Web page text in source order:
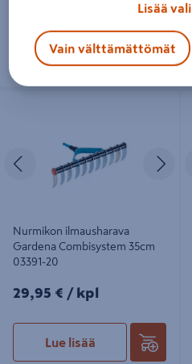
Heti 25 myymälästä
Edellinen
Nurmikon ilmausharava
Gardena Combisystem 35cm
03391-20
29,95€/kpl
29,95 € / kpl
Lue lisää
Lisää
Vain välttämättömät